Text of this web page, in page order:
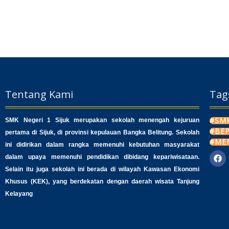
Tentang Kami
SMK Negeri 1 Sijuk merupakan sekolah menengah kejuruan
pertama di Sijuk, di provinsi kepulauan Bangka Belitung. Sekolah
ini didirikan dalam rangka memenuhi kebutuhan masyarakat
dalam upaya memenuhi pendidikan dibidang kepariwisataan.
Selain itu juga sekolah ini berada di wilayah Kawasan Ekonomi
Khusus (KEK), yang berdekatan dengan daerah wisata Tanjung
Kelayang
F
a